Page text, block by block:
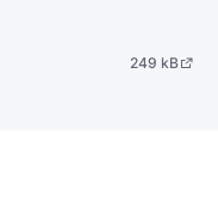
249 kB